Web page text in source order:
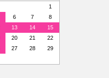
1
6 7
8
13 14
15
20 21
22
27 28
29